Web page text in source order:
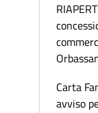
Carta
avviso